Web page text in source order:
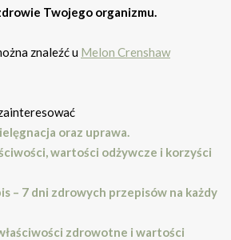
Twojego organizmu.
znaleźć u Melon Crenshaw
oraz uprawa.
wartości odżywcze i korzyści
– 7 dni zdrowych przepisów na każdy
zdrowotne i wartości